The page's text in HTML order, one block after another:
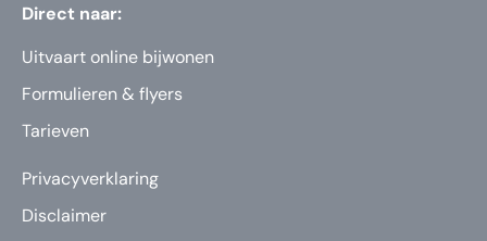
Direct naar:
Uitvaart online bijwonen
Formulieren & flyers
Tarieven
Privacyverklaring
Disclaimer